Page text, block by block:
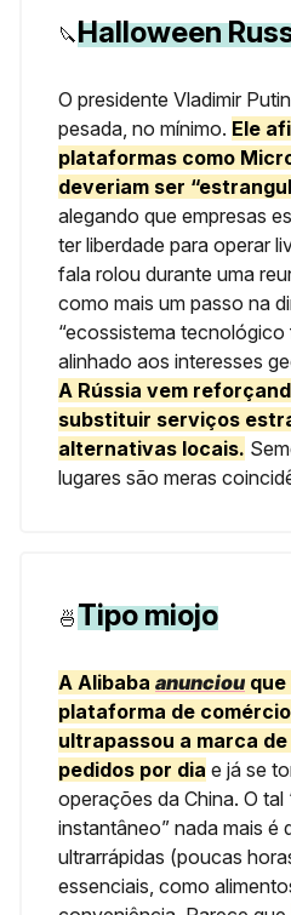
🔪Halloween
O presidente Vladimir
pesada, no mínimo. Ele
plataformas como
deveriam ser
alegando que empresas
ter liberdade para operar
fala rolou durante uma
como mais um passo na
“ecossistema tecnológico
alinhado aos interesses
A Rússia vem
substituir serviços
alternativas locais.
lugares são meras
🍜Tipo miojo
A Alibaba anunciou que
plataforma de
ultrapassou a marca
pedidos por dia e já se
operações da China. O tal
instantâneo” nada mais é
ultrarrápidas (poucas
essenciais, como